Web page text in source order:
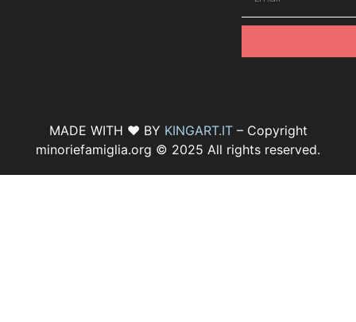
MADE WITH ♥ BY KINGART.IT– Copyright
minoriefamiglia.org © 2025 All rights reserved.